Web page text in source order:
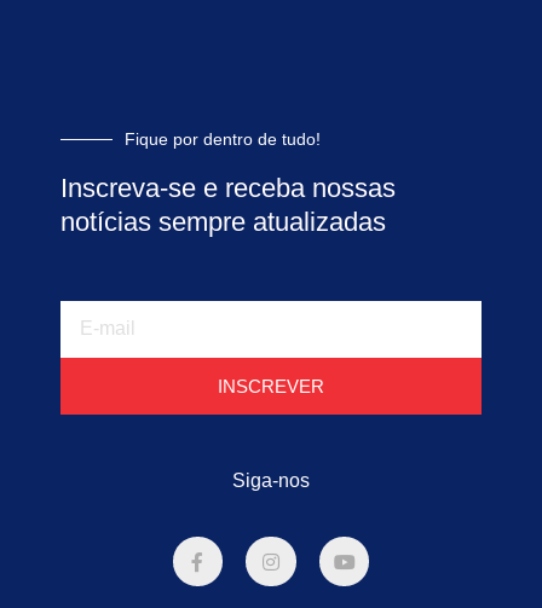
Fique por dentro de tudo!
Inscreva-se e receba nossas
notícias sempre atualizadas
INSCREVER
Siga-nos
F
a
c
I
n
s
Y
o
u